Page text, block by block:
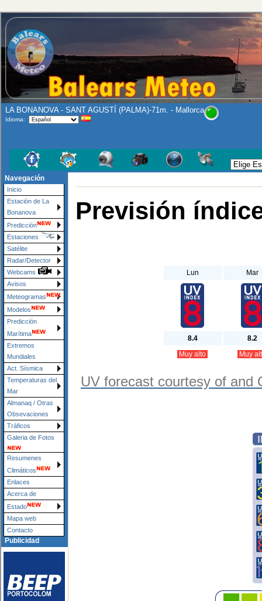
LA BONANOVA - SANT AGUSTÍ (PALMA)-71m. - Mallorca
Idioma:
Navegación
Inicio
Estación de La
Bonanova
Predicción
Estaciones
Satélite
Radar/Detector
Webcams
Avisos
Meteogramas
Modelos
Predicción
Marítima
Extremos
Mundiales
Act. Sísmica
Temperaturas del
Mar
Almanaq / Otras
Obsevaciones
Tráficos
Galeria de Fotos
Resumenes
Climáticos
Enlaces
Acerca de
Estado
Mapa web
Contacto
Publicidad
Previsión
Lun Mar
8.4
8.2
Muy alto
Muy
UV forecast courtesy of and